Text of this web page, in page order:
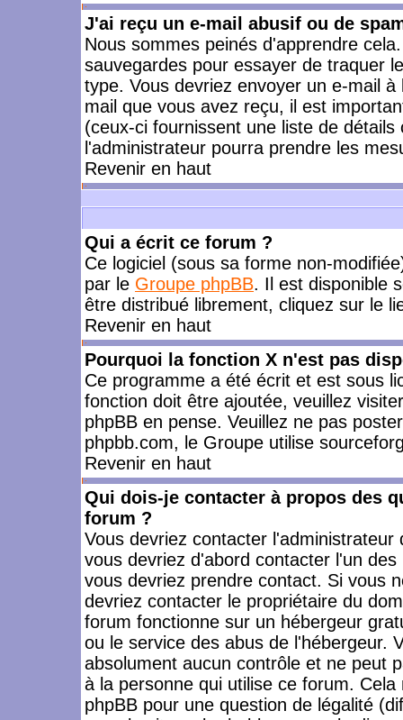
J'ai reçu un e-mail abusif ou de
Nous sommes peinés d'apprendre
sauvegardes pour essayer de traquer
type. Vous devriez envoyer un e-mail
mail que vous avez reçu, il est
(ceux-ci fournissent une liste de
l'administrateur pourra prendre les
Revenir en haut
Qui a écrit ce forum ?
Ce logiciel (sous sa forme non-
par le Groupe phpBB. Il est disponible
être distribué librement, cliquez sur le
Revenir en haut
Pourquoi la fonction X n'est pas
Ce programme a été écrit et est sous
fonction doit être ajoutée, veuillez
phpBB en pense. Veuillez ne pas
phpbb.com, le Groupe utilise
Revenir en haut
Qui dois-je contacter à propos des
forum ?
Vous devriez contacter
vous devriez d'abord contacter l'un
vous devriez prendre contact. Si vous
devriez contacter le propriétaire du
forum fonctionne sur un hébergeur
ou le service des abus de l'hébergeur.
absolument aucun contrôle et ne peut
à la personne qui utilise ce forum.
phpBB pour une question de légalité